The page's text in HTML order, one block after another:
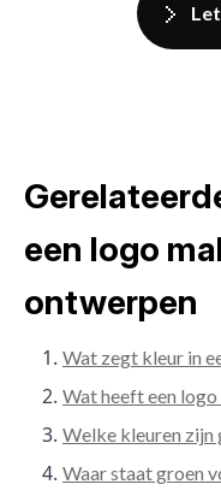
een logo
ontwerpen
Wat zegt kleur in
Wat heeft een logo
Welke kleuren zijn
Waar staat groen